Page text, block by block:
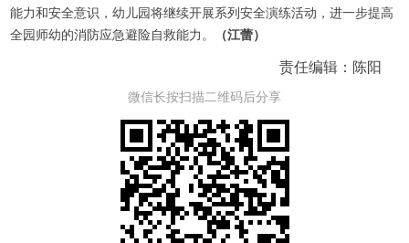
能力和安全意识，幼儿园将继续开展系列安全演练活动，进一步提高
全园师幼的消防应急避险自救能力。
（江蕾）
责任编辑：陈阳
微信长按扫描二维码后分享